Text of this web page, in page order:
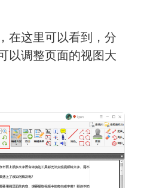
这里可以看到，分
以调整页面的视图大